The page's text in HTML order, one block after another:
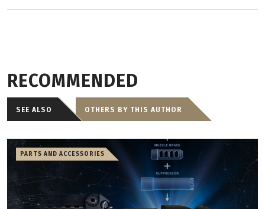
RECOMMENDED
SEE ALSO OTHERS BY THIS AUTHOR
PARTS AND ACCESSORIES